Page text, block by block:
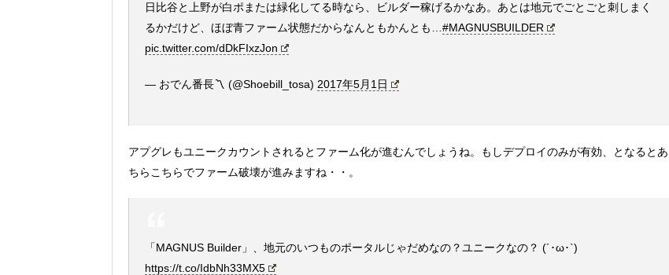
日比谷と上野が白ポまたは緑化してる時なら、ビルダー稼げるかなあ。あとは地元でごとごと刺しまく
るかだけど、ほぼ青ファーム状態だからなんともかんとも… #MAGNUSBUILDER
pic.twitter.com/dDkFIxzJon
— おでん番長〽︎ (@Shoebill_tosa) 2017年5月1日
アプグレもユニークカウントされるとファーム化が進むんでしょうね。もしデプロイのみが有効、となるとあ
ちらこちらでファーム破壊が進みますね・・。
「MAGNUS Builder」、地元のいつものポータルじゃだめなの？ユニークなの？ (´･ω･`)
https://t.co/IdbNh33MX5